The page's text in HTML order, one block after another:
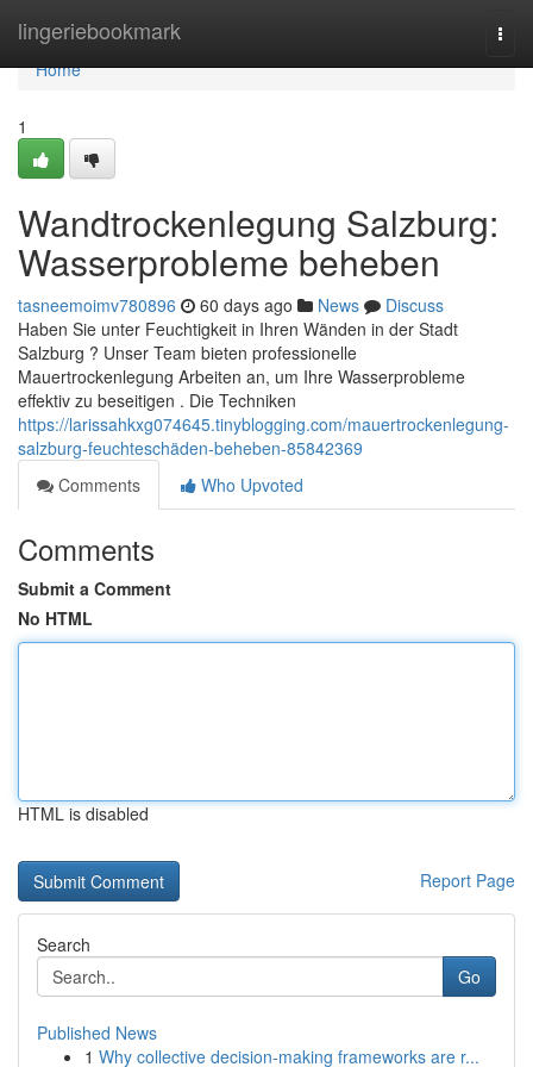
lingeriebookmark
Home
Home
1
Wandtrockenlegung Salzburg:
Wasserprobleme beheben
tasneemoimv780896 60 days ago News
Discuss
Haben Sie unter Feuchtigkeit in Ihren Wänden in der Stadt
Salzburg ? Unser Team bieten professionelle
Mauertrockenlegung Arbeiten an, um Ihre Wasserprobleme
effektiv zu beseitigen . Die Techniken
https://larissahkxg074645.tinyblogging.com/mauertrockenlegung-
salzburg-feuchteschäden-beheben-85842369
Comments
Who Upvoted
Comments
Submit a Comment
No HTML
HTML is disabled
Report Page
Search
Go
Published News
1 Why collective decision-making frameworks are r...